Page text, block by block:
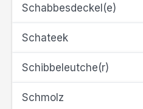
Schabbesdeckel(e)
Schateek
Schibbeleutche(r)
Schmolz